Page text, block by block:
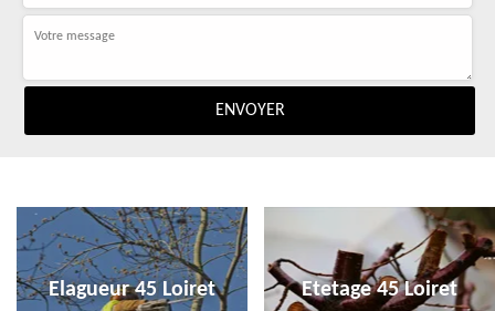
Elagueur 45 Loiret Etetage 45 Loiret